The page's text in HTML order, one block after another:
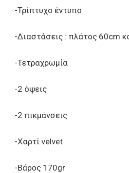
-Τρίπτυχο έντυπο
-Διαστάσεις : πλάτος 60cm
-Τετραχρωμία
-2 όψεις
-2 πικμάνσεις
-Χαρτί velvet
-Βάρος 170gr